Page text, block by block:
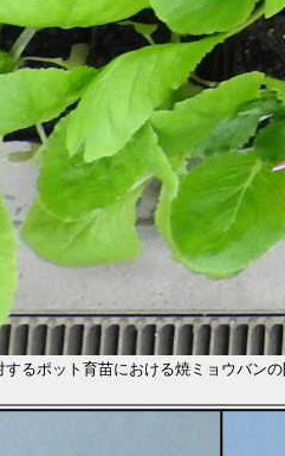
するポット育苗における焼ミョウバン